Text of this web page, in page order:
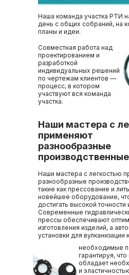
Наши мастера с
применяют
разнообразные
необходимые
гарантируя,
обладает
и
Совместная работа над
проектированием и
разработкой
индивидуальных решений
по чертежам клиентов —
процесс, в котором
участвуют вся команда
участка.
Наша команда участка РТИ
день с общих собраний, на
планы и идеи.
Наши мастера с легкостью
разнообразные
такие как прессование и
новейшее оборудование,
достигать высокой точности
Современные
прессы обеспечивают
изготовления изделий, а
установки для